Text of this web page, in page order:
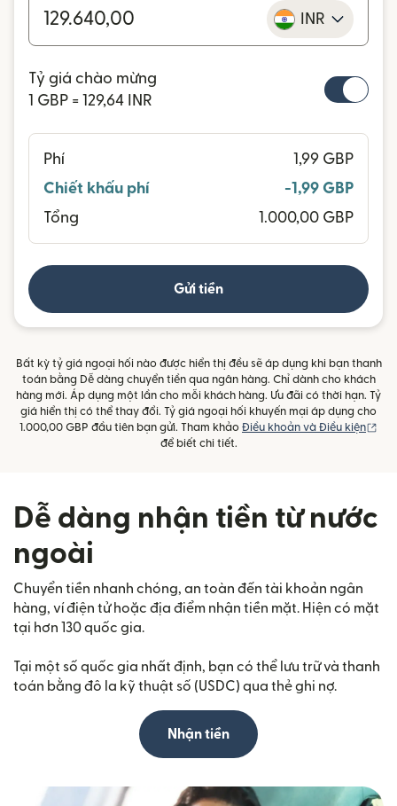
INR
Tỷ giá chào mừng
1 GBP = 129,64 INR
Phí
1,99 GBP
Chiết khấu phí
-1,99 GBP
Tổng
1.000,00 GBP
Gửi tiền
Bất kỳ tỷ giá ngoại hối nào được hiển thị đều sẽ áp dụng khi bạn thanh
toán bằng Dễ dàng chuyển tiền qua ngân hàng. Chỉ dành cho khách
hàng mới. Áp dụng một lần cho mỗi khách hàng. Ưu đãi có thời hạn. Tỷ
giá hiển thị có thể thay đổi. Tỷ giá ngoại hối khuyến mại áp dụng cho
1.000,00 GBP đầu tiên bạn gửi. Tham khảo Điều khoản và Điều kiện
để biết chi tiết.
Dễ dàng nhận tiền từ nước
ngoài
Chuyển tiền nhanh chóng, an toàn đến tài khoản ngân
hàng, ví điện tử hoặc địa điểm nhận tiền mặt. Hiện có mặt
tại hơn 130 quốc gia.
Tại một số quốc gia nhất định, bạn có thể lưu trữ và thanh
toán bằng đô la kỹ thuật số (USDC) qua thẻ ghi nợ.
Nhận tiền